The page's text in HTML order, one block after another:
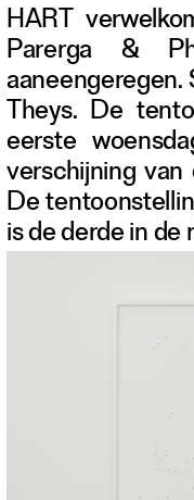
HART
Parerga &
Theys. De
eerste
verschijning van
De
is de derde in de